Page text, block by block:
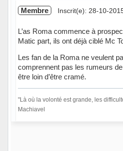
Membre Inscrit(e): 28-10-
L’as Roma commence à
Matic part, ils ont déjà ciblé Mc
Les fan de la Roma ne veulent
comprennent pas les rumeurs de
être loin d’être cramé.
"Là où la volonté est grande, les
Machiavel